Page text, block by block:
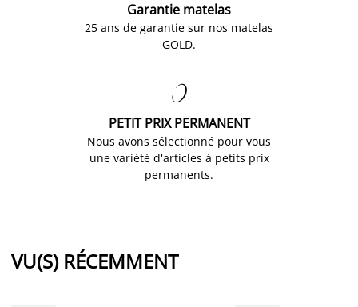
Garantie matelas
25 ans de garantie sur nos matelas
GOLD.

PETIT PRIX PERMANENT
Nous avons sélectionné pour vous
une variété d'articles à petits prix
permanents.
VU(S) RÉCEMMENT